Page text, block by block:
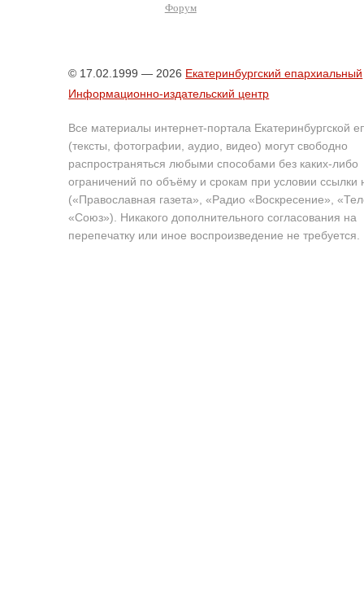
Форум
© 17.02.1999 — 2026 Екатеринбургский епархиальный
Информационно-издательский центр
Все материалы интернет-портала Екатеринбургской
(тексты, фотографии, аудио, видео) могут свободно
распространяться любыми способами без каких-либо
ограничений по объёму и срокам при условии ссылки
(«Православная газета», «Радио «Воскресение»,
«Союз»). Никакого дополнительного согласования на
перепечатку или иное воспроизведение не требуется.